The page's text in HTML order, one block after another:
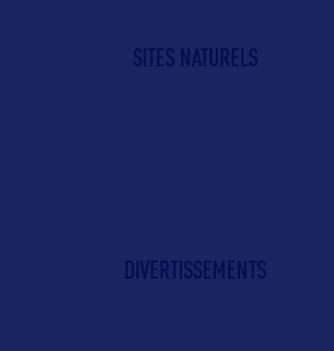
SITES NATURELS
DIVERTISSEMENTS